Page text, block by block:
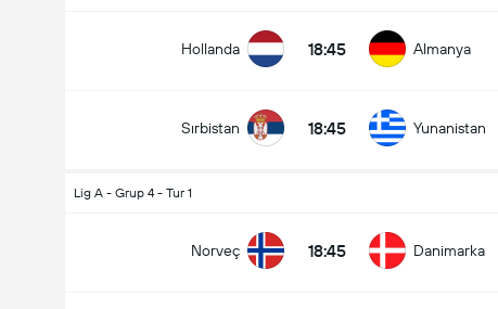
Hollanda 18:45 Almanya
Sırbistan 18:45 Yunanistan
Lig A - Grup 4 - Tur 1
Norveç 18:45 Danimarka